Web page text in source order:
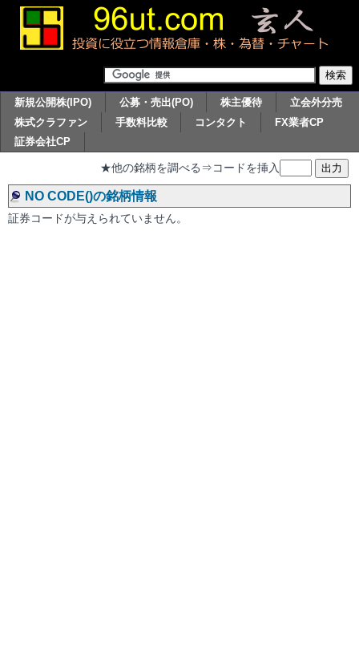
新規公開株(IPO) 公募・売出(PO) 株主優待
立会外分売
株式クラファン
手数料比較 コンタクト
FX業者CP
証券会社CP
★他の銘柄を調べる⇒コードを挿入
NO CODE()の銘柄情報
証券コードが与えられていません。